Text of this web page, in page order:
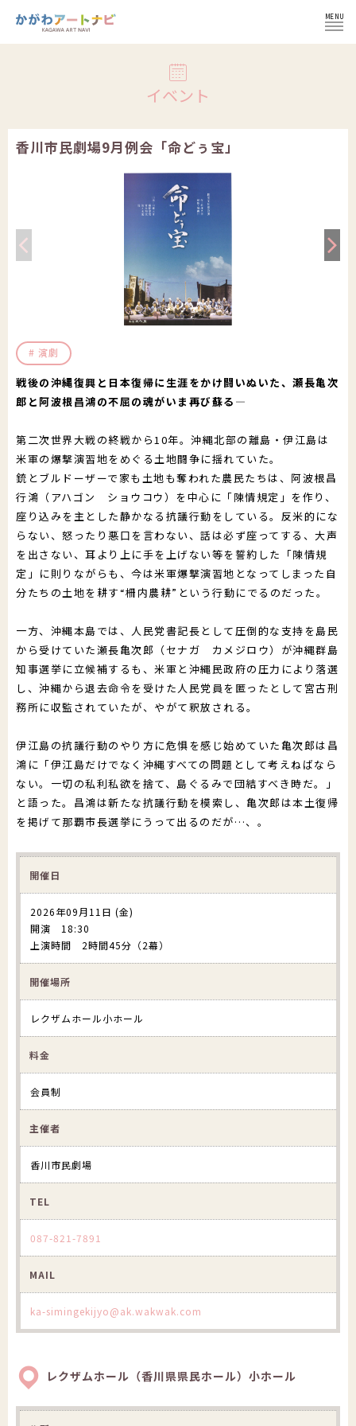
MENU
ログイン
インフォメーション
コラム
イベント一覧
イベント登録の流れ
会員登録せずにイベント登録
郵送でのイベント登録
施設紹介
文化芸術団体
文化芸術団体登録の流れ
香川漆芸作家＆知事表彰受賞者・団体
かがわ文化芸術祭
公演・行事一覧
かがわアート塾
参加公演・行事募集
ポスター原画募集
助成制度
讃岐の伝統文化保存振興枠
置県財団について
沿革・定款
予算決算
事業概要
役員紹介
役員報酬
お知らせ＆募集情報
サイトマップ
よくあるご質問
プライバシーポリシー
SNS運用ポリシー
はじめての方
このサイトについて
かがわ文化芸術祭
beyond2020
お問い合わせ
イベント
香川市民劇場9月例会「命どぅ宝」
演劇
戦後の沖縄復興と日本復帰に生涯をかけ闘いぬいた、瀬長亀次
郎と阿波根昌鴻の不屈の魂がいま再び蘇る―
第二次世界大戦の終戦から10年。沖縄北部の離島・伊江島は
米軍の爆撃演習地をめぐる土地闘争に揺れていた。
銃とブルドーザーで家も土地も奪われた農民たちは、阿波根昌
行鴻（アハゴン ショウコウ）を中心に「陳情規定」を作り、
座り込みを主とした静かなる抗議行動をしている。反米的にな
らない、怒ったり悪口を言わない、話は必ず座ってする、大声
を出さない、耳より上に手を上げない等を誓約した「陳情規
定」に則りながらも、今は米軍爆撃演習地となってしまった自
分たちの土地を耕す“柵内農耕”という行動にでるのだった。
一方、沖縄本島では、人民党書記長として圧倒的な支持を島民
から受けていた瀬長亀次郎（セナガ カメジロウ）が沖縄群島
知事選挙に立候補するも、米軍と沖縄民政府の圧力により落選
し、沖縄から退去命令を受けた人民党員を匿ったとして宮古刑
務所に収監されていたが、やがて釈放される。
伊江島の抗議行動のやり方に危惧を感じ始めていた亀次郎は昌
鴻に「伊江島だけでなく沖縄すべての問題として考えねばなら
ない。一切の私利私欲を捨て、島ぐるみで団結すべき時だ。」
と語った。昌鴻は新たな抗議行動を模索し、亀次郎は本土復帰
を掲げて那覇市長選挙にうって出るのだが…、。
開催日
2026年09月11日 (金)
開演 18:30
上演時間 2時間45分（2幕）
開催場所
レクザムホール小ホール
料金
会員制
主催者
香川市民劇場
TEL
087-821-7891
MAIL
ka-simingekijyo@ak.wakwak.com
レクザムホール（香川県県民ホール）小ホール